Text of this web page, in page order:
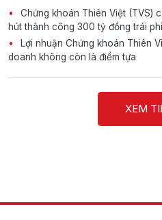
Chứng khoán Thiên Việt (TVS)
hút thành công 300 tỷ đồng trái
Lợi nhuận Chứng khoán Thiên
doanh không còn là điểm tựa
XEM